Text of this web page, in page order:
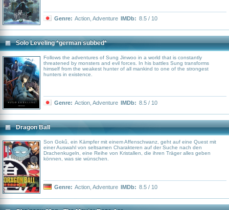
Genre: Action Adventure IMDb: 8.5 / 10
Solo Leveling *german subbed*
Follows the adventures of Sung Jinwoo in a world that is constantly
threatened by monsters and evil forces. In his battles Sung transforms
himself from the weakest hunter of all mankind to one of the strongest
hunters in existence.
Genre: Action Adventure IMDb: 8.5 / 10
Dragon Ball
Son Gokû, ein Kämpfer mit einem Affenschwanz, geht auf eine Quest mit
einer Auswahl von seltsamen Charakteren auf der Suche nach den
Drachenkugeln, eine Reihe von Kristallen, die ihren Träger alles geben
können, was sie wünschen.
Genre: Action Adventure IMDb: 8.5 / 10